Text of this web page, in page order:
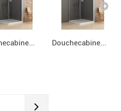
Douchecabine...